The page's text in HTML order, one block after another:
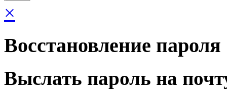
×
Восстановление пароля
Выслать пароль на